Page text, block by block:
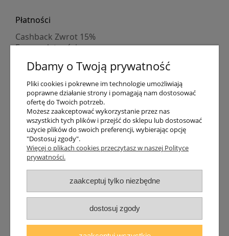
Płatności
Cashback Zwrot 15%
Formy płatności
Numer konta
PayPo kupujesz, nie płacisz
Progi rabatowe
Promocje
Dostawa
Czas wysyłki
Dostawa
Śledzenie przesyłki GLS
Śledzenie przesyłki DPD
Shipping abroad
Zarejestruj się /Zaloguj się
Lampomat 2017 - 2026
Dbamy o Twoją prywatność
Pliki cookies i pokrewne im technologie umożliwiają
poprawne działanie strony i pomagają nam dostosować
ofertę do Twoich potrzeb.
Możesz zaakceptować wykorzystanie przez nas
wszystkich tych plików i przejść do sklepu lub dostosować
użycie plików do swoich preferencji, wybierając opcję
"Dostosuj zgody".
Więcej o plikach cookies przeczytasz w naszej Polityce
prywatności.
zaakceptuj tylko niezbędne
dostosuj zgody